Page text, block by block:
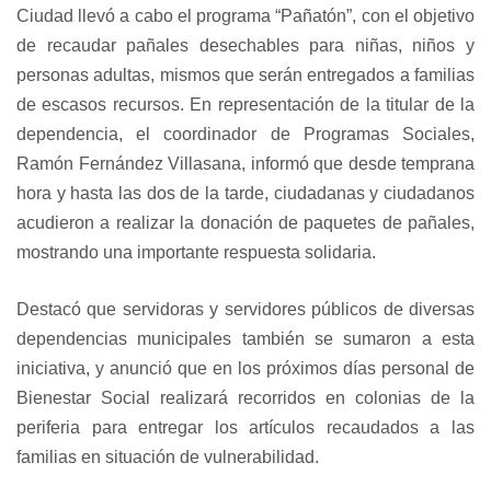
Ciudad llevó a cabo el programa “Pañatón”, con el objetivo
de recaudar pañales desechables para niñas, niños y
personas adultas, mismos que serán entregados a familias
de escasos recursos. En representación de la titular de la
dependencia, el coordinador de Programas Sociales,
Ramón Fernández Villasana, informó que desde temprana
hora y hasta las dos de la tarde, ciudadanas y ciudadanos
acudieron a realizar la donación de paquetes de pañales,
mostrando una importante respuesta solidaria.
Destacó que servidoras y servidores públicos de diversas
dependencias municipales también se sumaron a esta
iniciativa, y anunció que en los próximos días personal de
Bienestar Social realizará recorridos en colonias de la
periferia para entregar los artículos recaudados a las
familias en situación de vulnerabilidad.